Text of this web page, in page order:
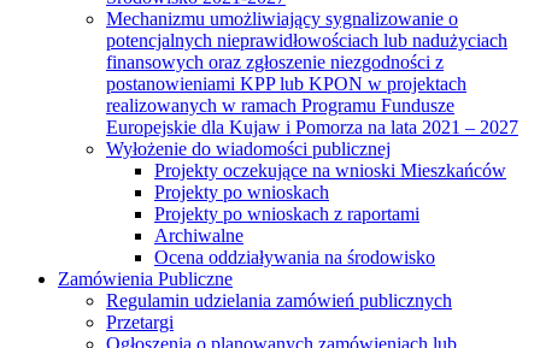
Mechanizmu umożliwiający sygnalizowanie o
potencjalnych nieprawidłowościach lub nadużyciach
finansowych oraz zgłoszenie niezgodności z
postanowieniami KPP lub KPON w projektach
realizowanych w ramach Programu Fundusze
Europejskie dla Kujaw i Pomorza na lata 2021 – 2027
Wyłożenie do wiadomości publicznej
Projekty oczekujące na wnioski Mieszkańców
Projekty po wnioskach
Projekty po wnioskach z raportami
Archiwalne
Ocena oddziaływania na środowisko
Zamówienia Publiczne
Regulamin udzielania zamówień publicznych
Przetargi
Ogłoszenia o planowanych zamówieniach lub